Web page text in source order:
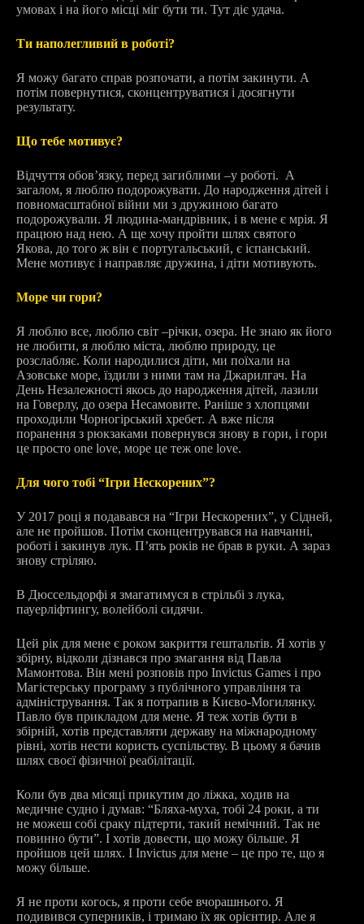
умовах і на його місці міг бути ти. Тут діє удача.
Ти наполегливий в роботі?
Я можу багато справ розпочати, а потім закинути. А
потім повернутися, сконцентруватися і досягнути
результату.
Що тебе мотивує?
Відчуття обовʼязку, перед загиблими –у роботі. А
загалом, я люблю подорожувати. До народження дітей і
повномасштабної війни ми з дружиною багато
подорожували. Я людина-мандрівник, і в мене є мрія. Я
працюю над нею. А ще хочу пройти шлях святого
Якова, до того ж він є португальський, є іспанський.
Мене мотивує і направляє дружина, і діти мотивують.
Море чи гори?
Я люблю все, люблю світ –річки, озера. Не знаю як його
не любити, я люблю міста, люблю природу, це
розслабляє. Коли народилися діти, ми поїхали на
Азовське море, їздили з ними там на Джарилгач. На
День Незалежності якось до народження дітей, лазили
на Говерлу, до озера Несамовите. Раніше з хлопцями
проходили Чорногірський хребет. А вже після
поранення з рюкзаками повернувся знову в гори, і гори
це просто one love, море це теж one love.
Для чого тобі “Ігри Нескорених”?
У 2017 році я подавався на “Ігри Нескорених”, у Сідней,
але не пройшов. Потім сконцентрувався на навчанні,
роботі і закинув лук. П’ять років не брав в руки. А зараз
знову стріляю.
В Дюссельдорфі я змагатимуся в стрільбі з лука,
пауерліфтингу, волейболі сидячи.
Цей рік для мене є роком закриття гештальтів. Я хотів у
збірну, відколи дізнався про змагання від Павла
Мамонтова. Він мені розповів про Invictus Games і про
Магістерську програму з публічного управління та
адміністрування. Так я потрапив в Києво-Могилянку.
Павло був прикладом для мене. Я теж хотів бути в
збірній, хотів представляти державу на міжнародному
рівні, хотів нести користь суспільству. В цьому я бачив
шлях своєї фізичної реабілітації.
Коли був два місяці прикутим до ліжка, ходив на
медичне судно і думав: “Бляха-муха, тобі 24 роки, а ти
не можеш собі сраку підтерти, такий немічний. Так не
повинно бути”. І хотів довести, що можу більше. Я
пройшов цей шлях. І Invictus для мене – це про те, що я
можу більше.
Я не проти когось, я проти себе вчорашнього. Я
подивився суперників, і тримаю їх як орієнтир. Але я